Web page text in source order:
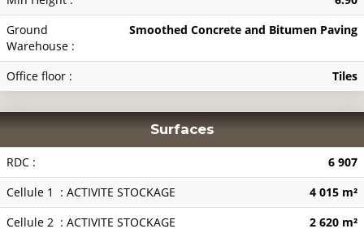
Ground
Warehouse :
Smoothed Concrete and Bitumen Paving
Office floor : Tiles
Surfaces
RDC :
6 907
Cellule 1 : ACTIVITE STOCKAGE
4 015 m²
Cellule 2 : ACTIVITE STOCKAGE
2 620 m²